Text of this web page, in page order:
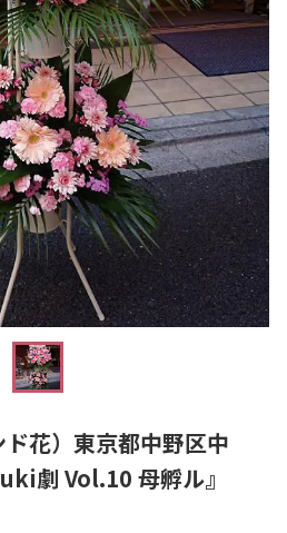
花）東京都中野区中
劇 Vol.10 母孵ル』